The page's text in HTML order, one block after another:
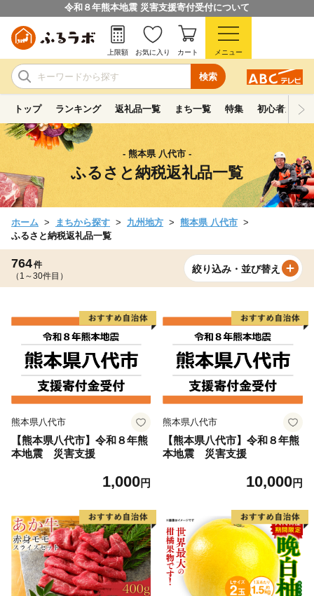
令和８年熊本地震 災害支援寄付受付について
検索
上限額 お気に入り カート メニュー
トップ ランキング 返礼品一覧 まち一覧 特集 初心者ガイド
- 熊本県 八代市 -
ふるさと納税返礼品一覧
ホーム まちから探す 九州地方
熊本県 八代市
ふるさと納税返礼品一覧
764件
（1～30件目）
絞り込み・並び替え
熊本県八代市
【熊本県八代市】令和８年熊
本地震 災害支援
1,000円
熊本県八代市
【熊本県八代市】令和８年熊
本地震 災害支援
10,000円